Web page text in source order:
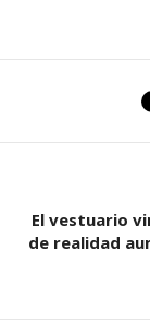
El vestuario
de realidad